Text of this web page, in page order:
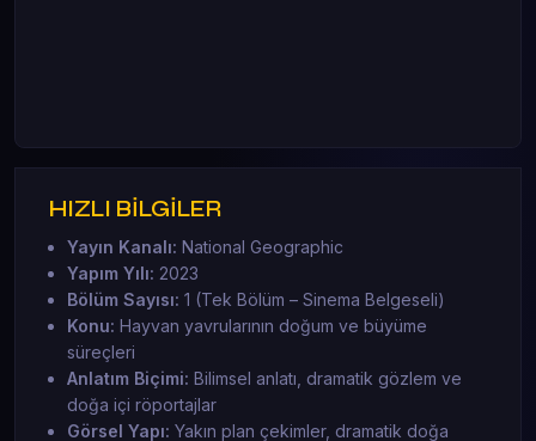
HIZLI BİLGİLER
Yayın Kanalı: National Geographic
Yapım Yılı: 2023
Bölüm Sayısı: 1 (Tek Bölüm – Sinema Belgeseli)
Konu: Hayvan yavrularının doğum ve büyüme
süreçleri
Anlatım Biçimi: Bilimsel anlatı, dramatik gözlem ve
doğa içi röportajlar
Görsel Yapı: Yakın plan çekimler, dramatik doğa